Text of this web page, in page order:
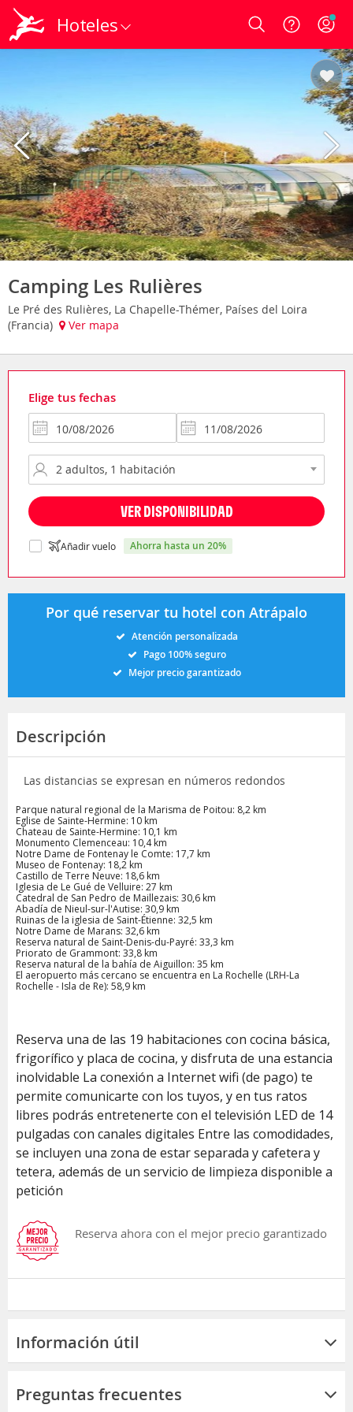
Hoteles Login
Camping Les Rulières
Le Pré des Rulières, La Chapelle-Thémer, Países del Loira
(Francia)
Ver mapa
Elige tus fechas
VER DISPONIBILIDAD
Añadir vuelo ahorra hasta un 20%
Por qué reservar tu hotel con Atrápalo
Atención personalizada
Pago 100% seguro
Mejor precio garantizado
Descripción
Las distancias se expresan en números redondos
Parque natural regional de la Marisma de Poitou: 8,2 km
Eglise de Sainte-Hermine: 10 km
Chateau de Sainte-Hermine: 10,1 km
Monumento Clemenceau: 10,4 km
Notre Dame de Fontenay le Comte: 17,7 km
Museo de Fontenay: 18,2 km
Castillo de Terre Neuve: 18,6 km
Iglesia de Le Gué de Velluire: 27 km
Catedral de San Pedro de Maillezais: 30,6 km
Abadía de Nieul-sur-l'Autise: 30,9 km
Ruinas de la iglesia de Saint-Étienne: 32,5 km
Notre Dame de Marans: 32,6 km
Reserva natural de Saint-Denis-du-Payré: 33,3 km
Priorato de Grammont: 33,8 km
Reserva natural de la bahía de Aiguillon: 35 km
El aeropuerto más cercano se encuentra en La Rochelle (LRH-La
Rochelle - Isla de Re): 58,9 km
Reserva una de las 19 habitaciones con cocina básica,
frigorífico y placa de cocina, y disfruta de una estancia
inolvidable La conexión a Internet wifi (de pago) te
permite comunicarte con los tuyos, y en tus ratos
libres podrás entretenerte con el televisión LED de 14
pulgadas con canales digitales Entre las comodidades,
se incluyen una zona de estar separada y cafetera y
tetera, además de un servicio de limpieza disponible a
petición
Reserva ahora con el mejor precio garantizado
Información útil
Preguntas frecuentes